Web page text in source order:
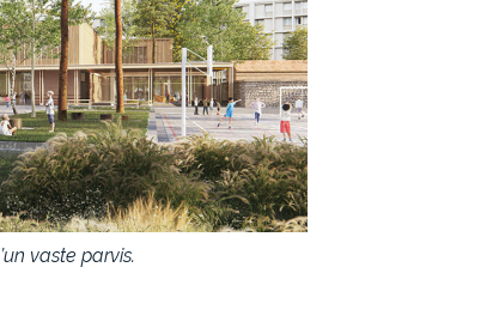
vaste parvis.